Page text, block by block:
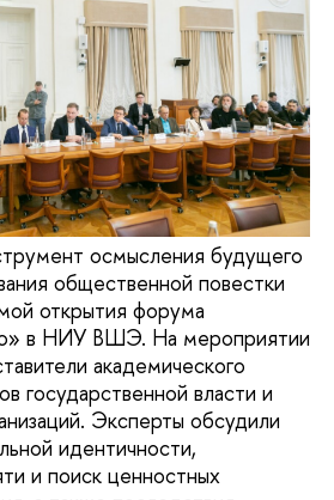
осмысления будущего
общественной повестки
открытия форума
в НИУ ВШЭ. На мероприятии
академического
государственной власти и
Эксперты обсудили
идентичности,
и поиск ценностных